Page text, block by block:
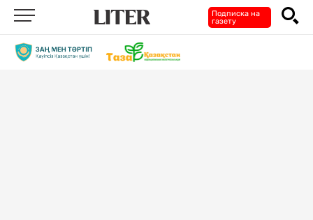
Подписка на
газету